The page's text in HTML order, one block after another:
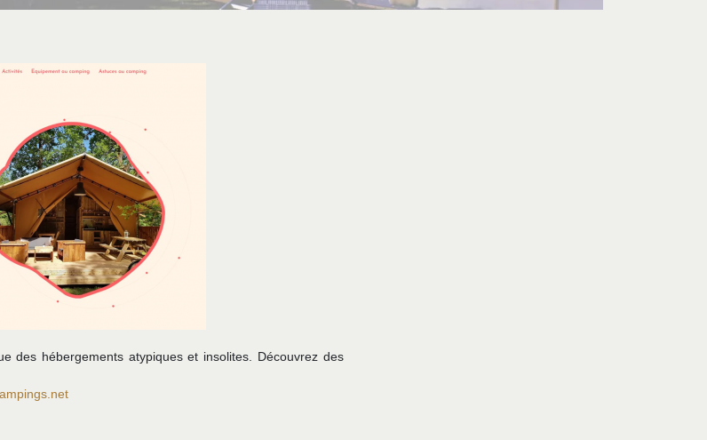
des hébergements atypiques et insolites. Découvrez des